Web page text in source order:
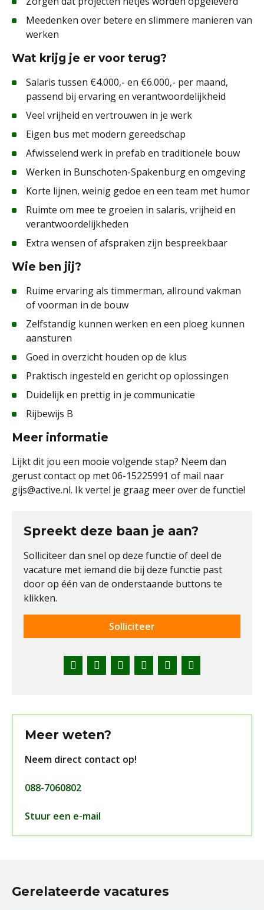
Meedenken over betere en slimmere manieren van
werken
Wat krijg je er voor terug?
Salaris tussen €4.000,- en €6.000,- per maand,
passend bij ervaring en verantwoordelijkheid
Veel vrijheid en vertrouwen in je werk
Eigen bus met modern gereedschap
Afwisselend werk in prefab en traditionele bouw
Werken in Bunschoten-Spakenburg en omgeving
Korte lijnen, weinig gedoe en een team met humor
Ruimte om mee te groeien in salaris, vrijheid en
verantwoordelijkheden
Extra wensen of afspraken zijn bespreekbaar
Wie ben jij?
Ruime ervaring als timmerman, allround vakman
of voorman in de bouw
Zelfstandig kunnen werken en een ploeg kunnen
aansturen
Goed in overzicht houden op de klus
Praktisch ingesteld en gericht op oplossingen
Duidelijk en prettig in je communicatie
Rijbewijs B
Meer informatie
Lijkt dit jou een mooie volgende stap? Neem dan
gerust contact op met 06-15225991 of mail naar
gijs@active.nl. Ik vertel je graag meer over de functie!
Spreekt deze baan je aan?
Solliciteer dan snel op deze functie of deel de
vacature met iemand die bij deze functie past
door op één van de onderstaande buttons te
klikken.
FacebookTwitterLinkedInPinterestWhatsApp
Solliciteer
Meer weten?
Neem direct contact op!
088-7060802
Stuur een e-mail
Gerelateerde vacatures